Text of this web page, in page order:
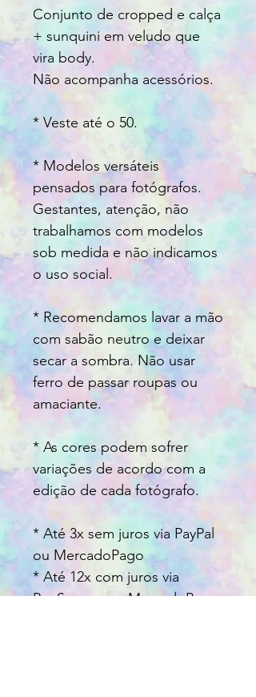
Conjunto de cropped e calça
+ sunquini em veludo que
vira body.
Não acompanha acessórios.
* Veste até o 50.
* Modelos versáteis
pensados para fotógrafos.
Gestantes, atenção, não
trabalhamos com modelos
sob medida e não indicamos
o uso social.
* Recomendamos lavar a mão
com sabão neutro e deixar
secar a sombra. Não usar
ferro de passar roupas ou
amaciante.
* As cores podem sofrer
variações de acordo com a
edição de cada fotógrafo.
* Até 3x sem juros via PayPal
ou MercadoPago
* Até 12x com juros via
PagSeguro ou MercadoPago